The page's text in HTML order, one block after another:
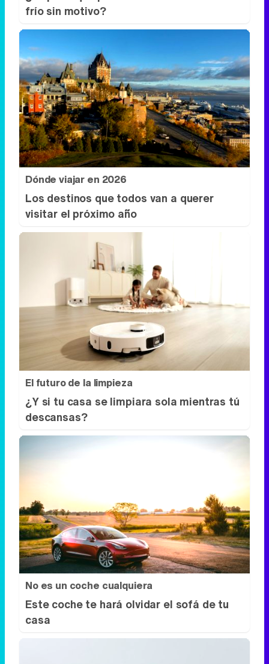
frío sin motivo?
Dónde viajar en 2026
Los destinos que todos van a querer
visitar el próximo año
El futuro de la limpieza
¿Y si tu casa se limpiara sola mientras tú
descansas?
No es un coche cualquiera
Este coche te hará olvidar el sofá de tu
casa